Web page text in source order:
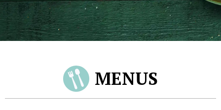
MENUS